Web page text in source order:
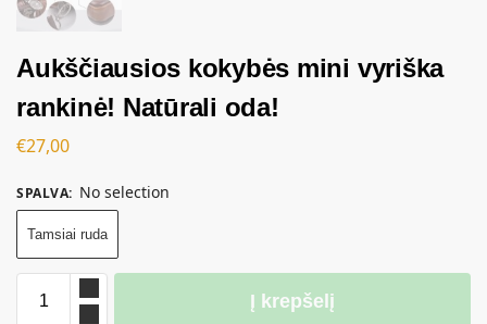
Aukščiausios kokybės mini vyriška
rankinė! Natūrali oda!
€27,00
SPALVA: No selection
Tamsiai ruda
Į krepšelį